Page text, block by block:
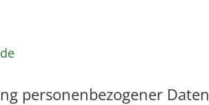
personenbezogener Daten